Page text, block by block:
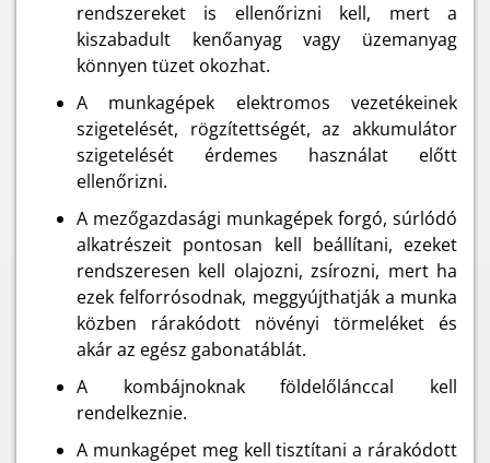
rendszereket is ellenőrizni kell, mert a
kiszabadult kenőanyag vagy üzemanyag
könnyen tüzet okozhat.
A munkagépek elektromos vezetékeinek
szigetelését, rögzítettségét, az akkumulátor
szigetelését érdemes használat előtt
ellenőrizni.
A mezőgazdasági munkagépek forgó, súrlódó
alkatrészeit pontosan kell beállítani, ezeket
rendszeresen kell olajozni, zsírozni, mert ha
ezek felforrósodnak, meggyújthatják a munka
közben rárakódott növényi törmeléket és
akár az egész gabonatáblát.
A kombájnoknak földelőlánccal kell
rendelkeznie.
A munkagépet meg kell tisztítani a rárakódott